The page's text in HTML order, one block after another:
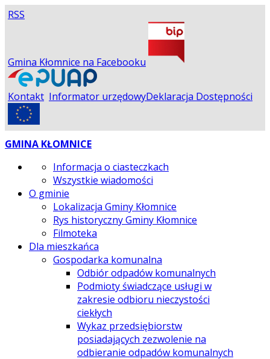
RSS
Gmina Kłomnice na Facebooku
Kontakt Informator urzędowyDeklaracja Dostępności
GMINA KŁOMNICE
Informacja o ciasteczkach
Wszystkie wiadomości
O gminie
Lokalizacja Gminy Kłomnice
Rys historyczny Gminy Kłomnice
Filmoteka
Dla mieszkańca
Gospodarka komunalna
Odbiór odpadów komunalnych
Podmioty świadczące usługi w
zakresie odbioru nieczystości
ciekłych
Wykaz przedsiębiorstw
posiadających zezwolenie na
odbieranie odpadów komunalnych